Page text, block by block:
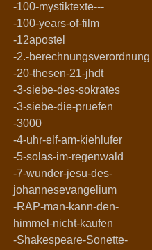
-100-mystiktexte---
-100-years-of-film
-12apostel
-2.-berechnungsverordnung
-20-thesen-21-jhdt
-3-siebe-des-sokrates
-3-siebe-die-pruefen
-3000
-4-uhr-elf-am-kiehlufer
-5-solas-im-regenwald
-7-wunder-jesu-des-
johannesevangelium
-RAP-man-kann-den-
himmel-nicht-kaufen
-Shakespeare-Sonette-